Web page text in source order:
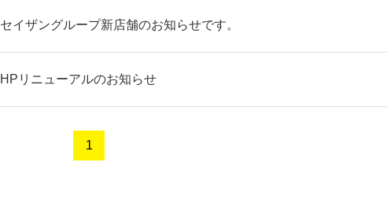
セイザングループ新店舗のお知らせです。
HPリニューアルのお知らせ
1